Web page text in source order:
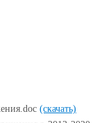
(скачать)